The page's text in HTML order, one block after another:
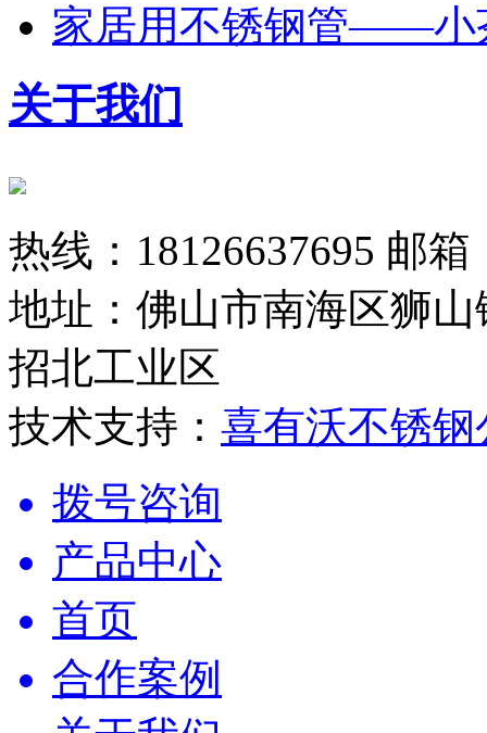
家居用不锈钢管——小
关于我们
热线：18126637695 邮箱
地址：佛山市南海区狮
招北工业区
技术支持： 喜有沃不锈钢
拨号咨询
产品中心
首页
合作案例